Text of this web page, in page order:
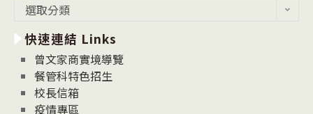
消
息
News
選取分類
快速連結 Links
曾文家商實境導覽
餐管科特色招生
校長信箱
疫情專區